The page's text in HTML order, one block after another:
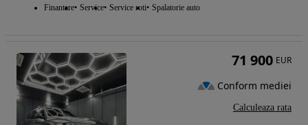
Finantare Service Service roti Spalatorie auto
71 900 EUR
Conform mediei
Calculeaza rata